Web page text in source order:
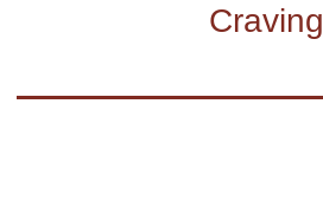
Craving